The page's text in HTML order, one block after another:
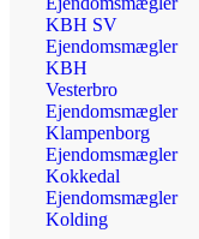
KBH SV
Ejendomsmægler
KBH
Vesterbro
Ejendomsmægler
Klampenborg
Ejendomsmægler
Kokkedal
Ejendomsmægler
Kolding